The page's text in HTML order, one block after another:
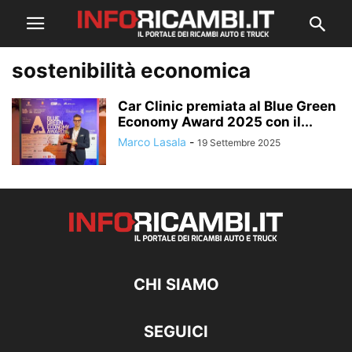
sostenibilità economica
Car Clinic premiata al Blue Green
Economy Award 2025 con il...
Marco Lasala - 19 Settembre 2025
CHI SIAMO
SEGUICI